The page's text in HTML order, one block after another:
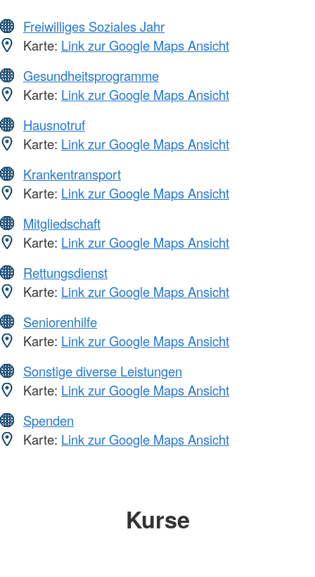
Freiwilliges Soziales Jahr
Karte: Link zur Google Maps Ansicht
Gesundheitsprogramme
Karte: Link zur Google Maps Ansicht
Hausnotruf
Karte: Link zur Google Maps Ansicht
Krankentransport
Karte: Link zur Google Maps Ansicht
Mitgliedschaft
Karte: Link zur Google Maps Ansicht
Rettungsdienst
Karte: Link zur Google Maps Ansicht
Seniorenhilfe
Karte: Link zur Google Maps Ansicht
Sonstige diverse Leistungen
Karte: Link zur Google Maps Ansicht
Spenden
Karte: Link zur Google Maps Ansicht
Kurse